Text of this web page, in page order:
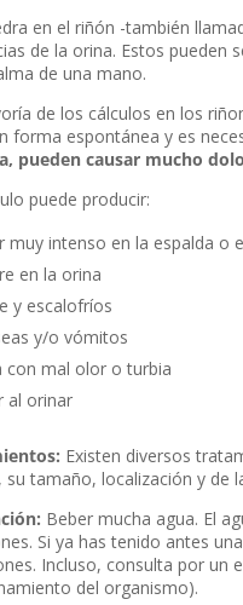
en el riñón -también
de la orina. Estos
de una mano.
de los cálculos en los
forma espontánea y es
pueden causar mucho
puede producir:
muy intenso en la espalda o
en la orina
y escalofríos
y/o vómitos
con mal olor o turbia
al orinar
Existen diversos
su tamaño, localización y de
Beber mucha agua. El
Si ya has tenido antes
Incluso, consulta por un
del organismo).